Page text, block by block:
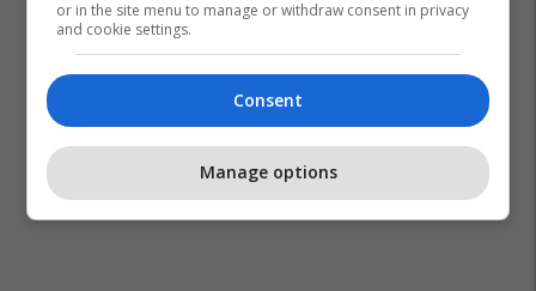
or in the site menu to manage or withdraw consent in privacy
and cookie settings.
Consent
Manage options